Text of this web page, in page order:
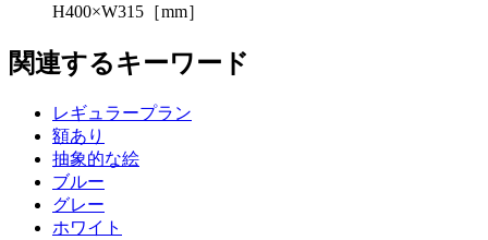
H400×W315［mm］
関連するキーワード
レギュラープラン
額あり
抽象的な絵
ブルー
グレー
ホワイト